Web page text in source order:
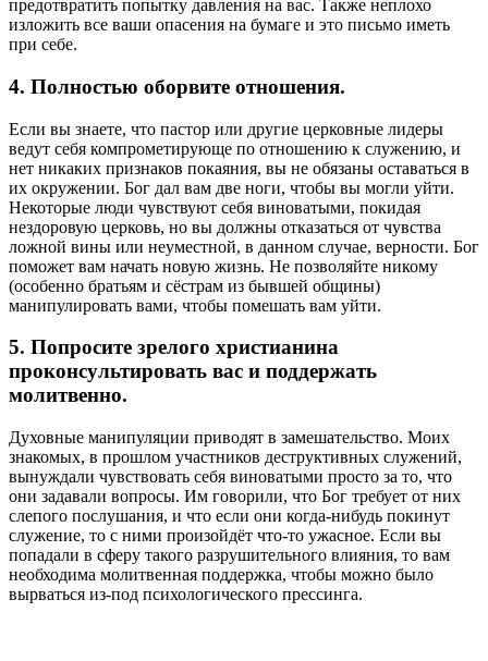
предотвратить попытку давления на вас. Также неплохо
изложить все ваши опасения на бумаге и это письмо иметь
при себе.
4. Полностью оборвите отношения.
Если вы знаете, что пастор или другие церковные лидеры
ведут себя компрометирующе по отношению к служению, и
нет никаких признаков покаяния, вы не обязаны оставаться в
их окружении. Бог дал вам две ноги, чтобы вы могли уйти.
Некоторые люди чувствуют себя виноватыми, покидая
нездоровую церковь, но вы должны отказаться от чувства
ложной вины или неуместной, в данном случае, верности. Бог
поможет вам начать новую жизнь. Не позволяйте никому
(особенно братьям и сёстрам из бывшей общины)
манипулировать вами, чтобы помешать вам уйти.
5. Попросите зрелого христианина
проконсультировать вас и поддержать
молитвенно.
Духовные манипуляции приводят в замешательство. Моих
знакомых, в прошлом участников деструктивных служений,
вынуждали чувствовать себя виноватыми просто за то, что
они задавали вопросы. Им говорили, что Бог требует от них
слепого послушания, и что если они когда-нибудь покинут
служение, то с ними произойдёт что-то ужасное. Если вы
попадали в сферу такого разрушительного влияния, то вам
необходима молитвенная поддержка, чтобы можно было
вырваться из-под психологического прессинга.